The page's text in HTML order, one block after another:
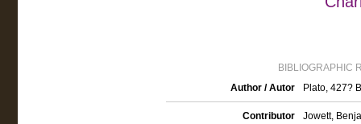
BIBLIOGRAPHIC
Author / Autor
Plato, 427?
Contributor Jowett,